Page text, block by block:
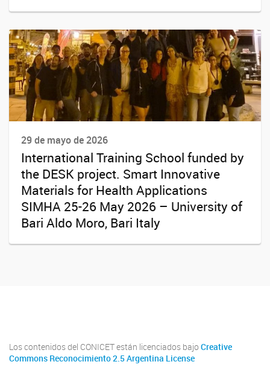
29 de mayo de 2026
International Training School funded by
the DESK project. Smart Innovative
Materials for Health Applications
SIMHA 25-26 May 2026 – University of
Bari Aldo Moro, Bari Italy
Los contenidos del CONICET están licenciados bajo Creative
Commons Reconocimiento 2.5 Argentina License